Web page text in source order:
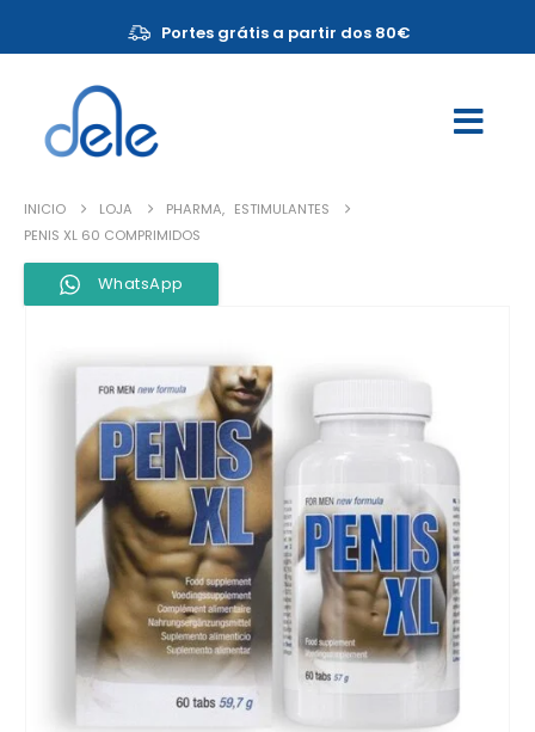
Portes grátis a partir dos 80€
INICIO LOJA PHARMA, ESTIMULANTES
PENIS XL 60 COMPRIMIDOS
WhatsApp